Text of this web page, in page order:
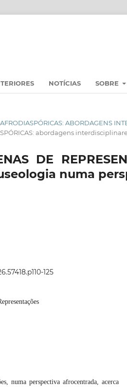
NOTÍCIAS SOBRE
ABORDAGENS
abordagens
DE
numa
125
numa perspectiva afrocentrada, acerca